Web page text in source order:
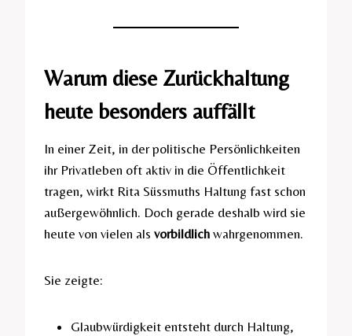
Warum diese Zurückhaltung
heute besonders auffällt
In einer Zeit, in der politische Persönlichkeiten
ihr Privatleben oft aktiv in die Öffentlichkeit
tragen, wirkt Rita Süssmuths Haltung fast schon
außergewöhnlich. Doch gerade deshalb wird sie
heute von vielen als vorbildlich wahrgenommen.
Sie zeigte:
Glaubwürdigkeit entsteht durch Haltung,